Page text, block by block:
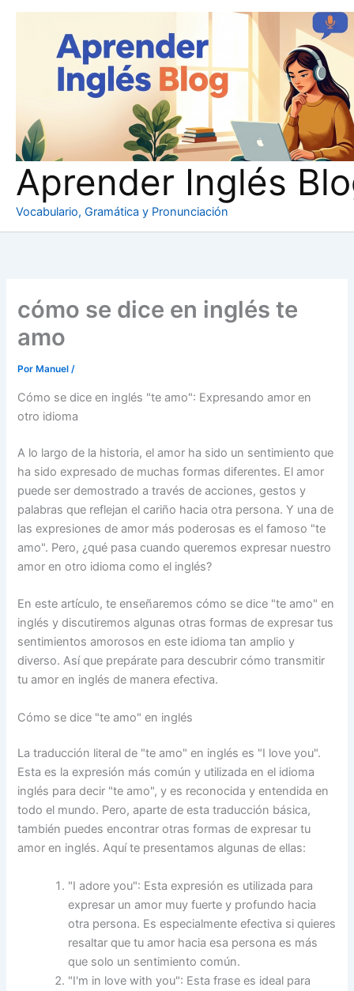
Aprender Inglés
Vocabulario, Gramática y Pronunciación
cómo se dice en inglés te
amo
Por Manuel/
Cómo se dice en inglés "te amo": Expresando amor en
otro idioma
A lo largo de la historia, el amor ha sido un sentimiento que
ha sido expresado de muchas formas diferentes. El amor
puede ser demostrado a través de acciones, gestos y
palabras que reflejan el cariño hacia otra persona. Y una de
las expresiones de amor más poderosas es el famoso "te
amo". Pero, ¿qué pasa cuando queremos expresar nuestro
amor en otro idioma como el inglés?
En este artículo, te enseñaremos cómo se dice "te amo" en
inglés y discutiremos algunas otras formas de expresar tus
sentimientos amorosos en este idioma tan amplio y
diverso. Así que prepárate para descubrir cómo transmitir
tu amor en inglés de manera efectiva.
Cómo se dice "te amo" en inglés
La traducción literal de "te amo" en inglés es "I love you".
Esta es la expresión más común y utilizada en el idioma
inglés para decir "te amo", y es reconocida y entendida en
todo el mundo. Pero, aparte de esta traducción básica,
también puedes encontrar otras formas de expresar tu
amor en inglés. Aquí te presentamos algunas de ellas:
"I adore you": Esta expresión es utilizada para
expresar un amor muy fuerte y profundo hacia
otra persona. Es especialmente efectiva si quieres
resaltar que tu amor hacia esa persona es más
que solo un sentimiento común.
"I'm in love with you": Esta frase es ideal para